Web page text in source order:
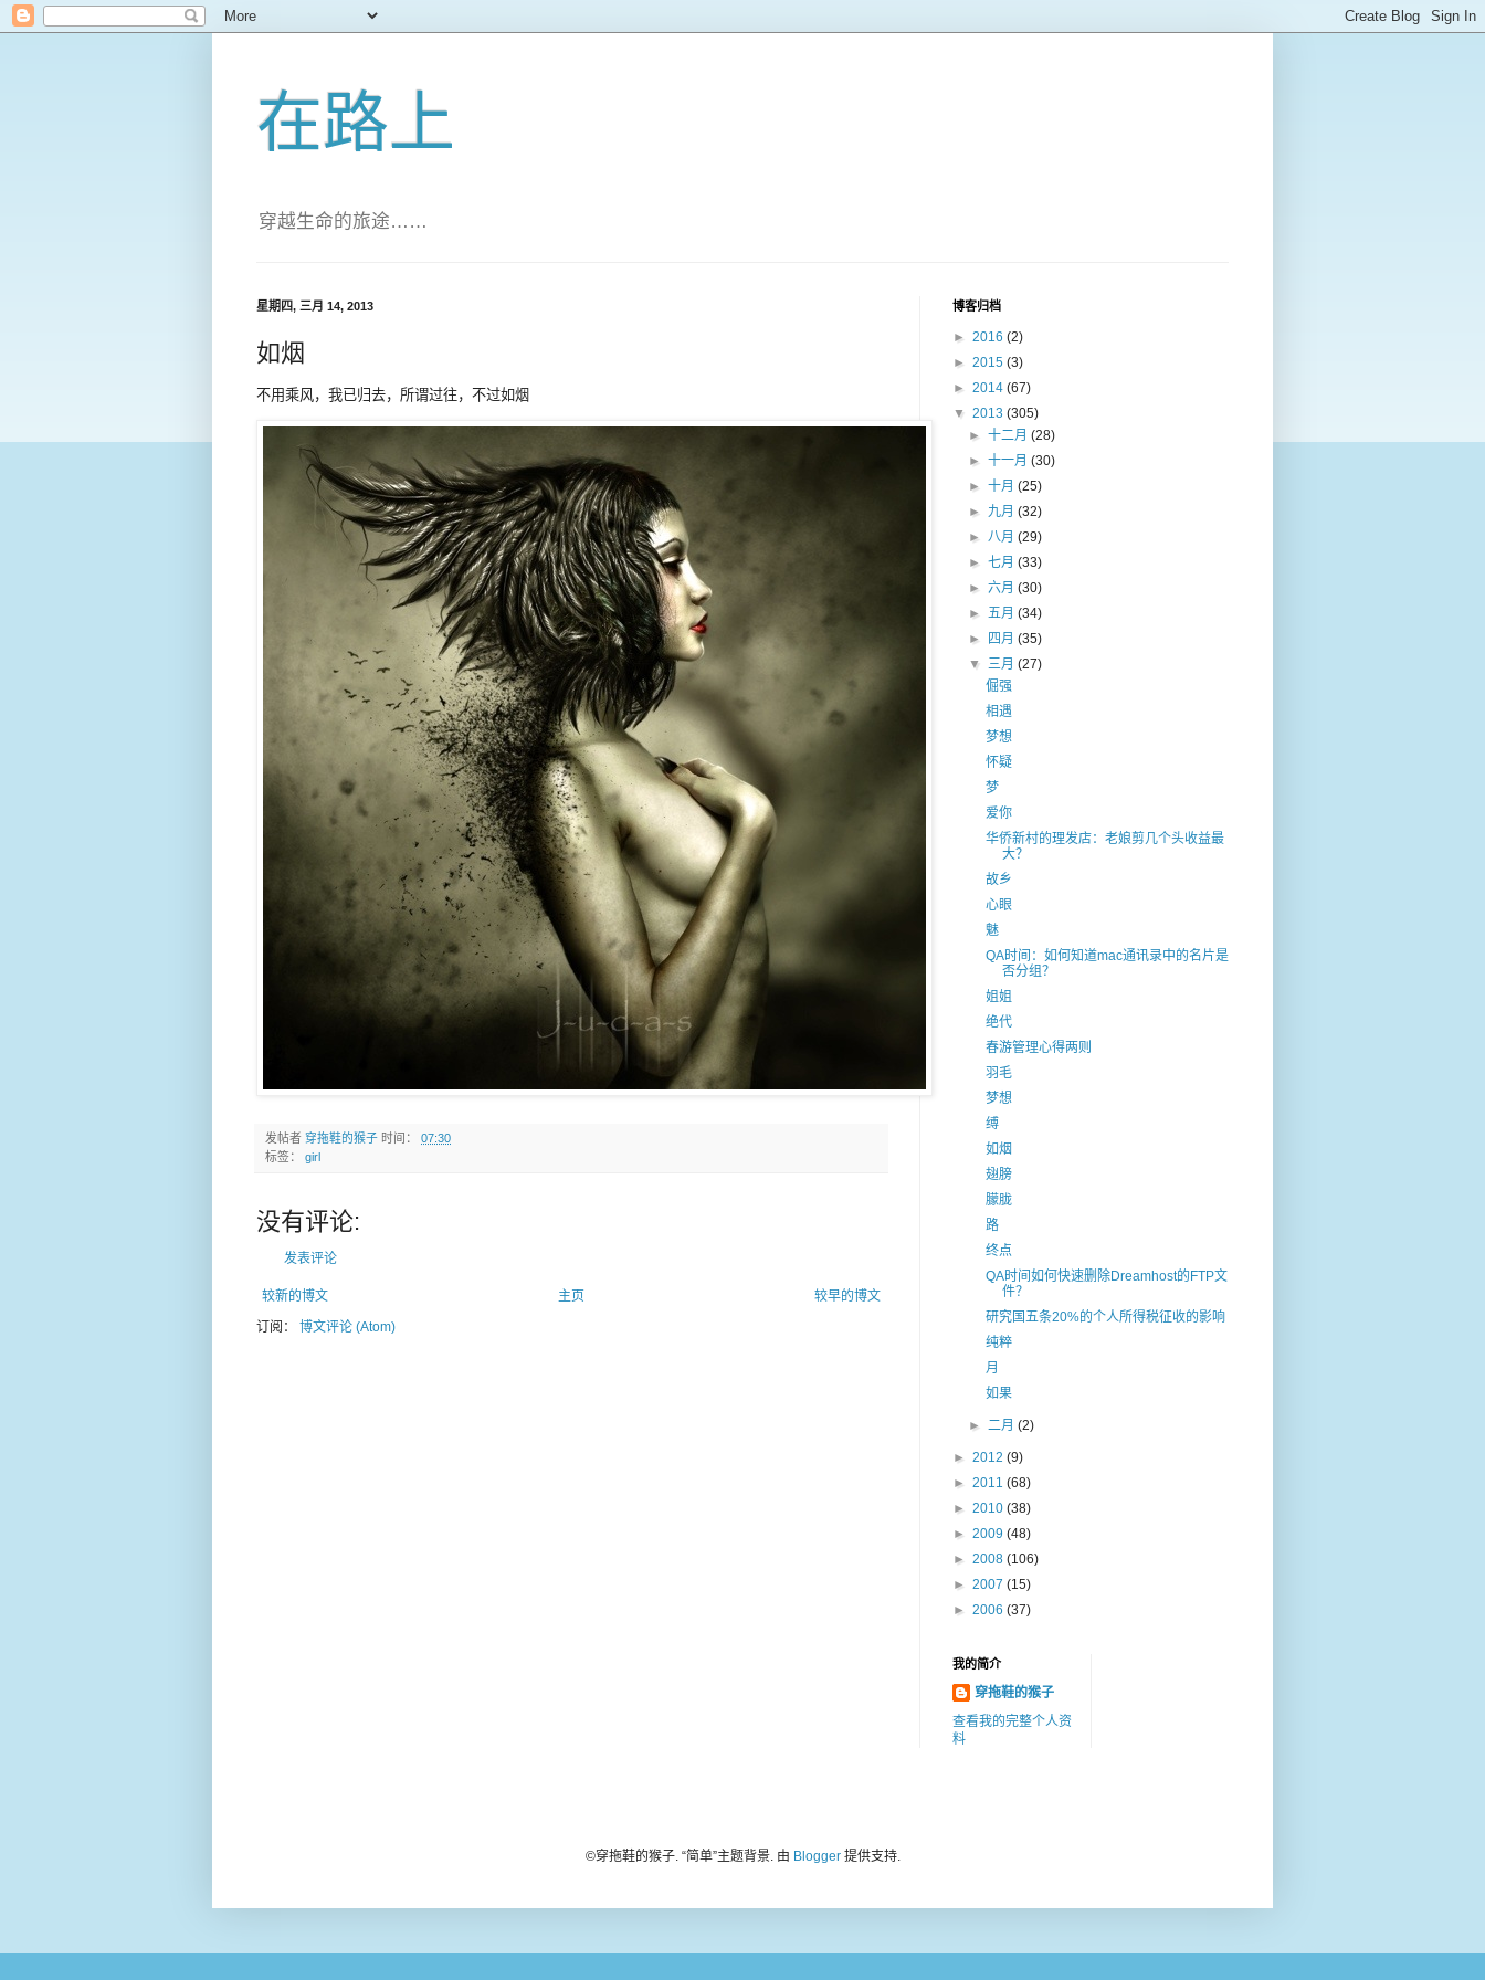
在路上
穿越生命的旅途……
星期四, 三月 14, 2013
如烟
不用乘风，我已归去，所谓过往，不过如烟
发帖者 穿拖鞋的猴子 时间： 07:30
标签： girl
没有评论:
发表评论
较新的博文 较早的博文
主页
订阅： 博文评论 (Atom)
博客归档
► 2016 (2)
► 2015 (3)
► 2014 (67)
▼ 2013 (305)
►十二月(28)
►十一月(30)
►十月(25)
► 九月(32)
►八月(29)
►七月(33)
►六月(30)
►五月(34)
►
四月(35)
▼三月(27)
倔强
相遇
梦想
怀疑
梦
爱你
华侨新村的理发店：老娘剪几个头收益最
大？
故乡
心眼
魅
QA时间：如何知道mac通讯录中的名片是
否分组？
姐姐
绝代
春游管理心得两则
羽毛
梦想
缚
如烟
翅膀
朦胧
路
终点
QA时间如何快速删除Dreamhost的FTP文
件？
研究国五条20%的个人所得税征收的影响
纯粹
月
如果
►二月(2)
► 2012 (9)
► 2011 (68)
► 2010 (38)
► 2009 (48)
► 2008 (106)
► 2007 (15)
► 2006 (37)
我的简介
穿拖鞋的猴子
查看我的完整个人资
料
©️穿拖鞋的猴子. “简单”主题背景. 由 Blogger提供支持.